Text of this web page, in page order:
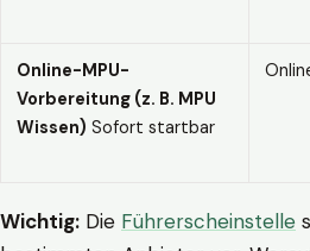
Online-MPU-
Vorbereitung (z. B. MPU
Wissen) Sofort startbar
Wichtig: Die Führerscheinstelle